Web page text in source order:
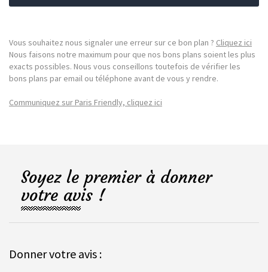
Vous souhaitez nous signaler une erreur sur ce bon plan ? Cliquez ici
Nous faisons notre maximum pour que nos bons plans soient les plus
exacts possibles. Nous vous conseillons toutefois de vérifier les
bons plans par email ou téléphone avant de vous y rendre.
Communiquez sur Paris Friendly, cliquez ici
Soyez le premier à donner
votre avis !
Donner votre avis :